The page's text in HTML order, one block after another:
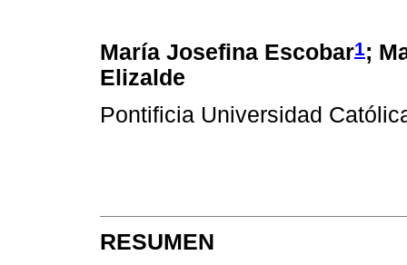
María Josefina Escobar1;
Elizalde
Pontificia Universidad
RESUMEN